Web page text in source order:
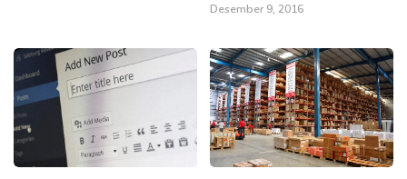
Desember 9, 2016